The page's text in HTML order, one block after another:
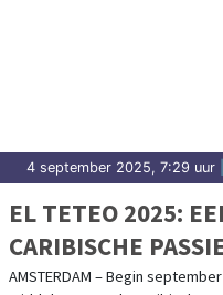
4 september 2025, 7:29 uur
EL TETEO 2025:
CARIBISCHE
AMSTERDAM – 12
AMSTERDAM – Begin